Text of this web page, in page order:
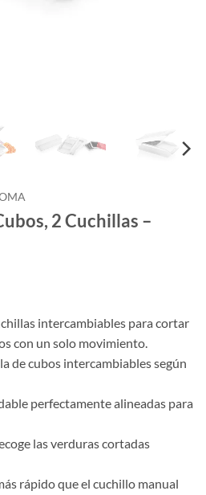
2 Cuchillas –
intercambiables para cortar
con un solo movimiento.
de cubos intercambiables según
perfectamente alineadas para
las verduras cortadas
rápido que el cuchillo manual